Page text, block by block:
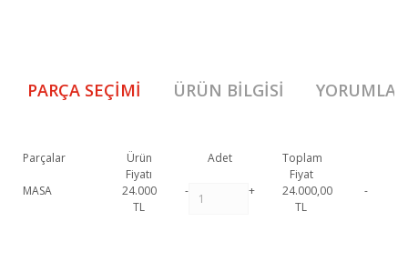
PARÇA SEÇIMI ÜRÜN BILGISI YORUMLAR
Parçalar
Ürün
Fiyatı
Adet
Toplam
Fiyat
MASA
24.000
TL
- +
24.000,00
TL
-